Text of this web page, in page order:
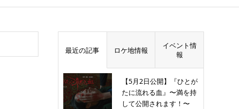
最近の記事 ロケ地情報
イベント情
報
【5月2日公開】『ひとが
たに流れる血』〜満を持
して公開されます！〜